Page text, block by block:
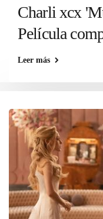
Charli xcx
Película
Leer más